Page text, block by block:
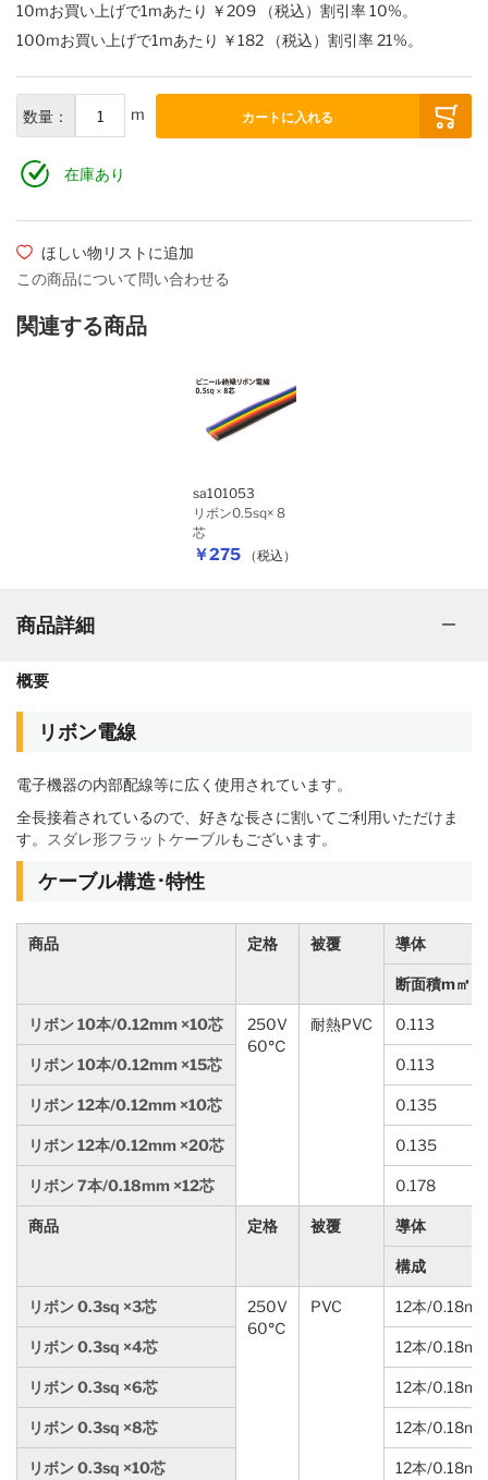
10mお買い上げで1mあたり ￥209 （税込） 割引率10%。
100mお買い上げで1mあたり ￥182 （税込） 割引率21%。
数量： m カートに入れる
在庫あり
ほしい物リストに追加
この商品について問い合わせる
関連する商品
sa101053
リボン0.5sq× 8
芯
￥275 （税込）
商品詳細
概要
リボン電線
電子機器の内部配線等に広く使用されています。
全長接着されているので、好きな長さに割いてご利用いただけま
す。
スダレ形フラットケーブルもございます。
ケーブル構造･特性
商品 定格 被覆 導体
断面積m㎡
リボン 10本/0.12mm ×10芯
250V
60℃
耐熱PVC 0.113
リボン 10本/0.12mm ×15芯 0.113
リボン 12本/0.12mm ×10芯 0.135
リボン 12本/0.12mm ×20芯 0.135
リボン 7本/0.18mm ×12芯 0.178
商品 定格 被覆 導体
構成
リボン 0.3sq ×3芯
250V
60℃
PVC 12本/
リボン 0.3sq ×4芯 12本/
リボン 0.3sq ×6芯 12本/
リボン 0.3sq ×8芯 12本/
リボン 0.3sq ×10芯 12本/